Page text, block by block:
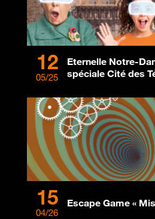
12
05/25
Eternelle Notre-
spéciale Cité des
15
04/26
Escape Game «